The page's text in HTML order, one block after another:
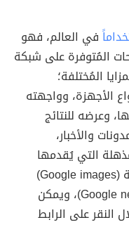
في العالم، فهو
المُتوفرة على شبكة
المُختلفة؛
الأجهزة، وواجهته
وعرضه للنتائج
والأخبار،
التي يُقدمها
مُحرك بحث جوجل لمُستخدميه؛ كخدمة (Google images)
وخدمة (Google maps) وخدمة (Google news)، ويمكن
على الرابط